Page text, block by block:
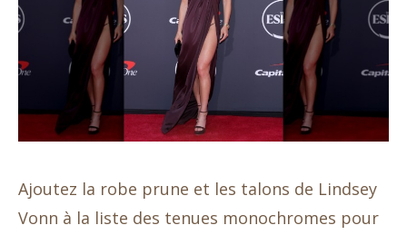
Ajoutez la robe prune et les talons de Lindsey
Vonn à la liste des tenues monochromes pour